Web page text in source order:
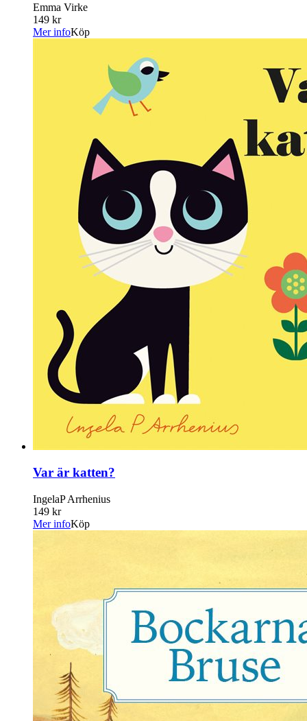
Emma Virke
149 kr
Mer infoKöp
Var är katten?
IngelaP Arrhenius
149 kr
Mer infoKöp